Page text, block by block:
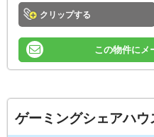
クリップ
この物件にメ
ゲーミングシェアハウ